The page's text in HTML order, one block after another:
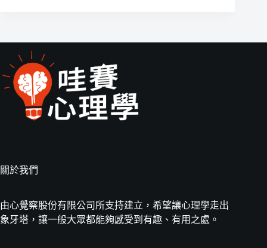
關於我們
由心覺察股份有限公司所支持建立，希望讓心理學走出
象牙塔，讓一般大眾都能夠感受到有趣、有用之處。